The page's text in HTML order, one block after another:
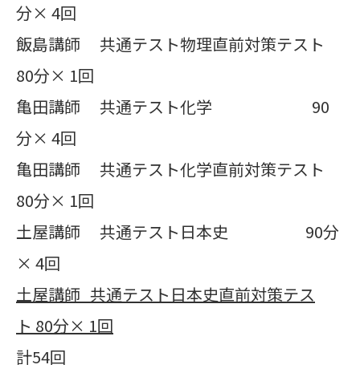
分× 4回
飯島講師 共通テスト物理直前対策テスト
80分× 1回
亀田講師 共通テスト化学 90
分× 4回
亀田講師 共通テスト化学直前対策テスト
80分× 1回
土屋講師 共通テスト日本史 90分
× 4回
土屋講師 共通テスト日本史直前対策テス
ト 80分× 1回
計54回